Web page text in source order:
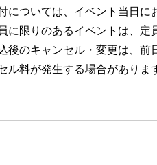
については、イベント当日に
に限りのあるイベントは、定
後のキャンセル・変更は、前
ル料が発生する場合がありま